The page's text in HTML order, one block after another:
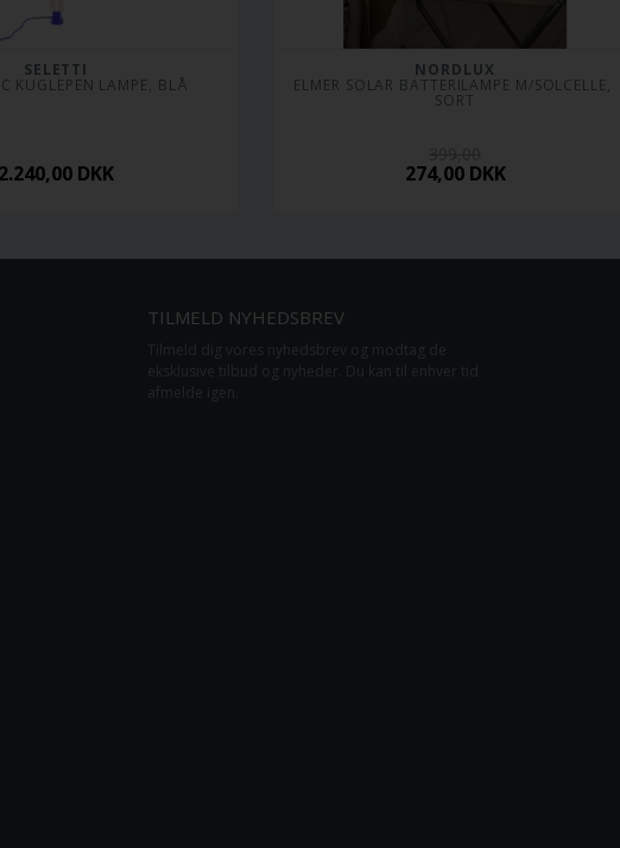
SELETTI
KUGLEPEN LAMPE, BLÅ
2.240,00 DKK
NORDLUX
ELMER SOLAR BATTERILAMPE M/SOLCELLE,
SORT
274,00 DKK
TILMELD NYHEDSBREV